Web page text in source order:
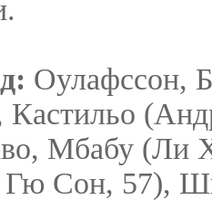
Оулафссон,
Мбабу (Ли
Гю Сон, 57),